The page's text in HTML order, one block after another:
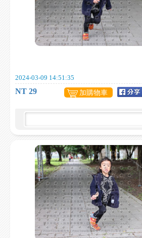
2024-03-09 14:51:35
NT 29 加購物車